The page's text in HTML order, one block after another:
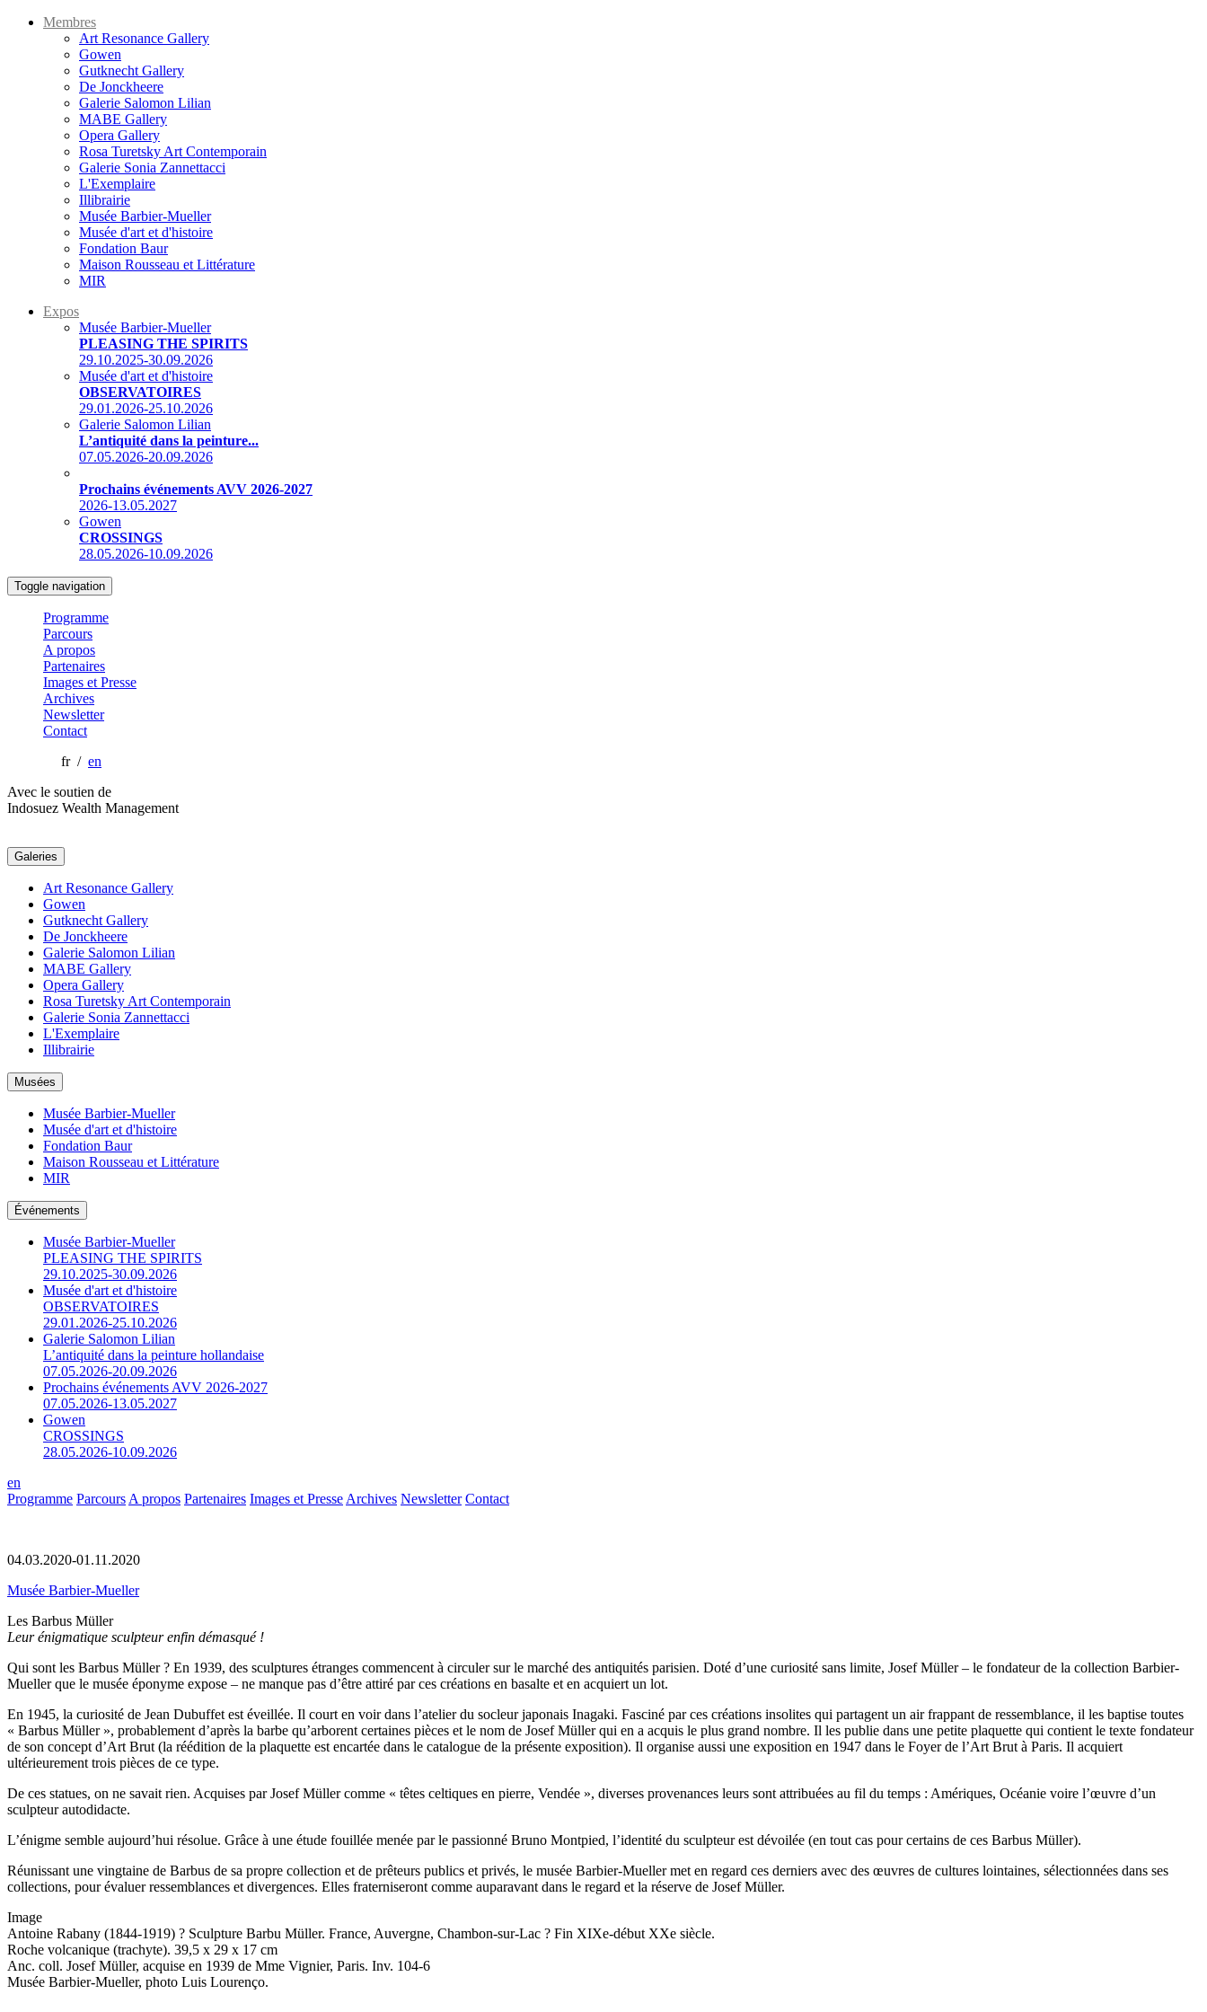
Membres
Art Resonance Gallery
Gowen
Gutknecht Gallery
De Jonckheere
Galerie Salomon Lilian
MABE Gallery
Opera Gallery
Rosa Turetsky Art Contemporain
Galerie Sonia Zannettacci
L'Exemplaire
Illibrairie
Musée Barbier-Mueller
Musée d'art et d'histoire
Fondation Baur
Maison Rousseau et Littérature
MIR
Expos
Musée Barbier-Mueller
PLEASING THE SPIRITS
29.10.2025-30.09.2026
Musée d'art et d'histoire
OBSERVATOIRES
29.01.2026-25.10.2026
Galerie Salomon Lilian
L’antiquité dans la peinture...
07.05.2026-20.09.2026
Prochains événements AVV 2026-2027
2026-13.05.2027
Gowen
CROSSINGS
28.05.2026-10.09.2026
Toggle navigation
Programme
Parcours
A propos
Partenaires
Images et Presse
Archives
Newsletter
Contact
fr / en
Avec le soutien de
Indosuez Wealth Management
Galeries
Art Resonance Gallery
Gowen
Gutknecht Gallery
De Jonckheere
Galerie Salomon Lilian
MABE Gallery
Opera Gallery
Rosa Turetsky Art Contemporain
Galerie Sonia Zannettacci
L'Exemplaire
Illibrairie
Musées
Musée Barbier-Mueller
Musée d'art et d'histoire
Fondation Baur
Maison Rousseau et Littérature
MIR
Événements
Musée Barbier-Mueller
PLEASING THE SPIRITS
29.10.2025-30.09.2026
Musée d'art et d'histoire
OBSERVATOIRES
29.01.2026-25.10.2026
Galerie Salomon Lilian
L’antiquité dans la peinture hollandaise
07.05.2026-20.09.2026
Prochains événements AVV 2026-2027
07.05.2026-13.05.2027
Gowen
CROSSINGS
28.05.2026-10.09.2026
en
Programme Parcours A propos Partenaires Images et Presse Archives Newsletter Contact
04.03.2020-01.11.2020
Musée Barbier-Mueller
Les Barbus Müller
Leur énigmatique sculpteur enfin démasqué !
Qui sont les Barbus Müller ? En 1939, des sculptures étranges commencent à circuler sur le marché des antiquités parisien. Doté d’une curiosité sans limite, Josef Müller – le fondateur de la collection Barbier-
Mueller que le musée éponyme expose – ne manque pas d’être attiré par ces créations en basalte et en acquiert un lot.
En 1945, la curiosité de Jean Dubuffet est éveillée. Il court en voir dans l’atelier du socleur japonais Inagaki. Fasciné par ces créations insolites qui partagent un air frappant de ressemblance, il les baptise toutes
« Barbus Müller », probablement d’après la barbe qu’arborent certaines pièces et le nom de Josef Müller qui en a acquis le plus grand nombre. Il les publie dans une petite plaquette qui contient le texte fondateur
de son concept d’Art Brut (la réédition de la plaquette est encartée dans le catalogue de la présente exposition). Il organise aussi une exposition en 1947 dans le Foyer de l’Art Brut à Paris. Il acquiert
ultérieurement trois pièces de ce type.
De ces statues, on ne savait rien. Acquises par Josef Müller comme « têtes celtiques en pierre, Vendée », diverses provenances leurs sont attribuées au fil du temps : Amériques, Océanie voire l’œuvre d’un
sculpteur autodidacte.
L’énigme semble aujourd’hui résolue. Grâce à une étude fouillée menée par le passionné Bruno Montpied, l’identité du sculpteur est dévoilée (en tout cas pour certains de ces Barbus Müller).
Réunissant une vingtaine de Barbus de sa propre collection et de prêteurs publics et privés, le musée Barbier-Mueller met en regard ces derniers avec des œuvres de cultures lointaines, sélectionnées dans ses
collections, pour évaluer ressemblances et divergences. Elles fraterniseront comme auparavant dans le regard et la réserve de Josef Müller.
Image
Antoine Rabany (1844-1919) ? Sculpture Barbu Müller. France, Auvergne, Chambon-sur-Lac ? Fin XIXe-début XXe siècle.
Roche volcanique (trachyte). 39,5 x 29 x 17 cm
Anc. coll. Josef Müller, acquise en 1939 de Mme Vignier, Paris. Inv. 104-6
Musée Barbier-Mueller, photo Luis Lourenço.